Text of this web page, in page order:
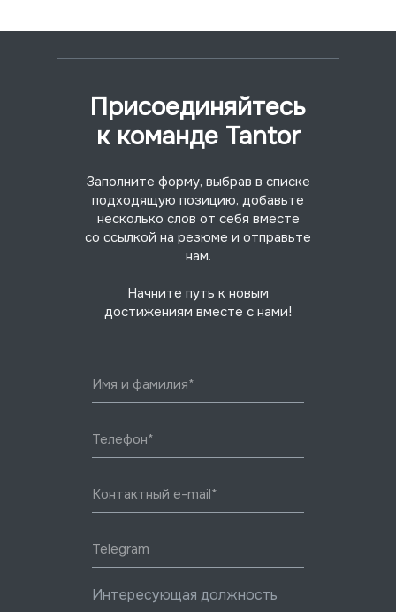
Присоединяйтесь
к команде Tantor
Интересующая должность
Заполните форму, выбрав в списке
подходящую позицию, добавьте
несколько слов от себя вместе
со ссылкой на резюме и отправьте
нам.
Начните путь к новым
достижениям вместе с нами!